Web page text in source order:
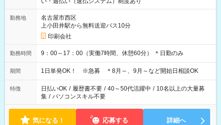
勤務地
名古屋市西区
上小田井駅から無料送迎バス10分
印刷会社
勤務時間 9：00～17：00（実働7時間、休憩60分） ＊日勤のみ
期間 1日単発OK！ ※急募 ＊8月～、9月～など開始日相談OK
特徴 日払いOK / 履歴書不要 / 40～50代活躍中 / 10名以上の大量募
集 / パソコンスキル不要
気になる！ 応募する 詳細へ